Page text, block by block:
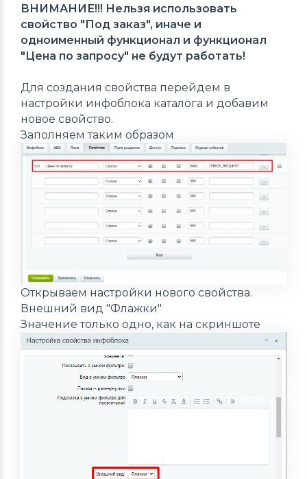
ВНИМАНИЕ!!! Нельзя использовать
свойство "Под заказ", иначе и
одноименный функционал и функционал
"Цена по запросу" не будут работать!
Для создания свойства перейдем в
настройки инфоблока каталога и добавим
новое свойство.
Заполняем таким образом
Открываем настройки нового свойства.
Внешний вид "Флажки"
Значение только одно, как на скриншоте